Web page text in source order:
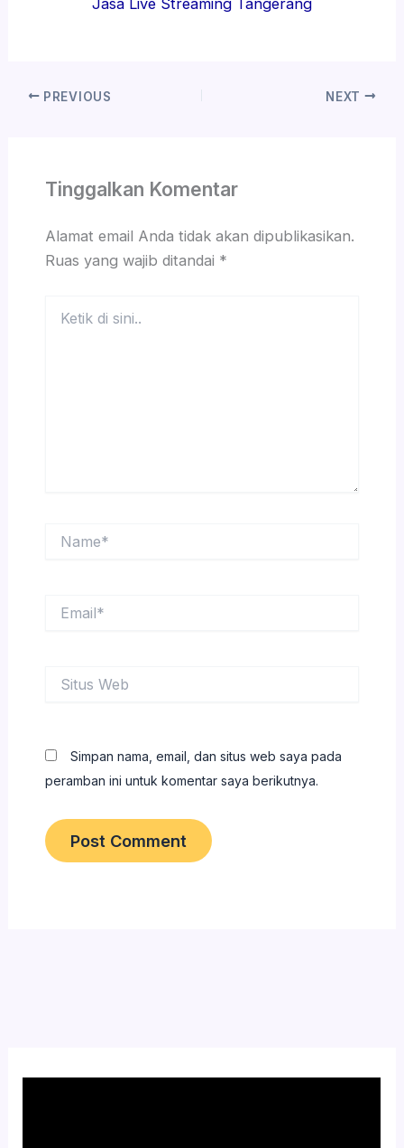
Jasa Live Streaming Tangerang
PREVIOUS NEXT
Tinggalkan Komentar
Alamat email Anda tidak akan dipublikasikan.
Ruas yang wajib ditandai *
Web
Simpan nama, email, dan situs web saya pada
peramban ini untuk komentar saya berikutnya.